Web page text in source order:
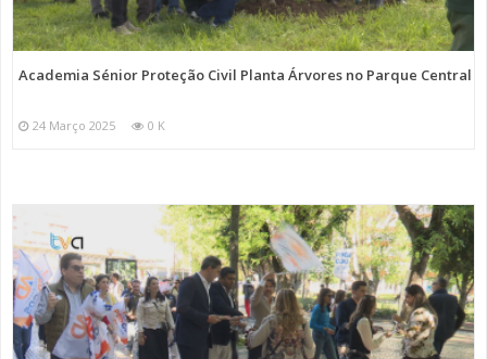
Academia Sénior Proteção Civil Planta Árvores no Parque Central
24 Março 2025 0 K